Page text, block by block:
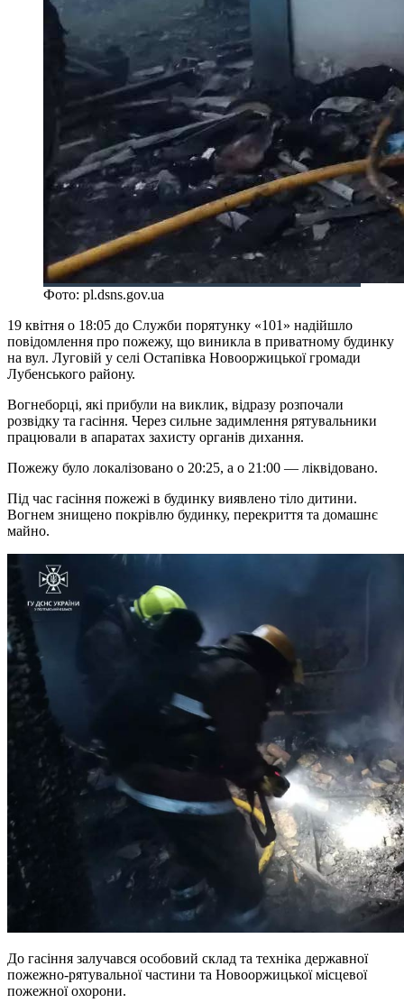
Фото: pl.dsns.gov.ua
19 квітня о 18:05 до Служби порятунку «101» надійшло
повідомлення про пожежу, що виникла в приватному будинку
на вул. Луговій у селі Остапівка Новооржицької громади
Лубенського району.
Вогнеборці, які прибули на виклик, відразу розпочали
розвідку та гасіння. Через сильне задимлення рятувальники
працювали в апаратах захисту органів дихання.
Пожежу було локалізовано о 20:25, а о 21:00 — ліквідовано.
Під час гасіння пожежі в будинку виявлено тіло дитини.
Вогнем знищено покрівлю будинку, перекриття та домашнє
майно.
До гасіння залучався особовий склад та техніка державної
пожежно-рятувальної частини та Новооржицької місцевої
пожежної охорони.